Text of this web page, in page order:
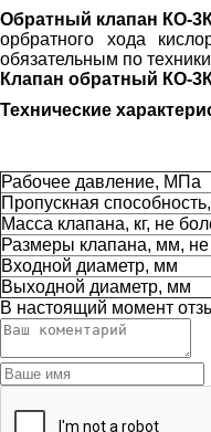
Обратный клапан КО-
орбратного хода
обязательным по
Клапан обратный КО-
Технические
Рабочее давление, МПа
Пропускная
Масса клапана, кг, не
Размеры клапана, мм,
Входной диаметр, мм
Выходной диаметр, мм
В настоящий момент